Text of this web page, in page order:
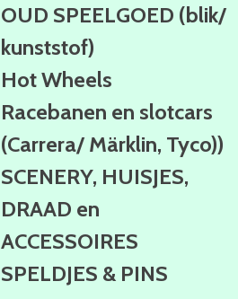
OUD SPEELGOED (blik/
kunststof)
Hot Wheels
Racebanen en slotcars
(Carrera/ Märklin, Tyco))
SCENERY, HUISJES,
DRAAD en
ACCESSOIRES
SPELDJES & PINS